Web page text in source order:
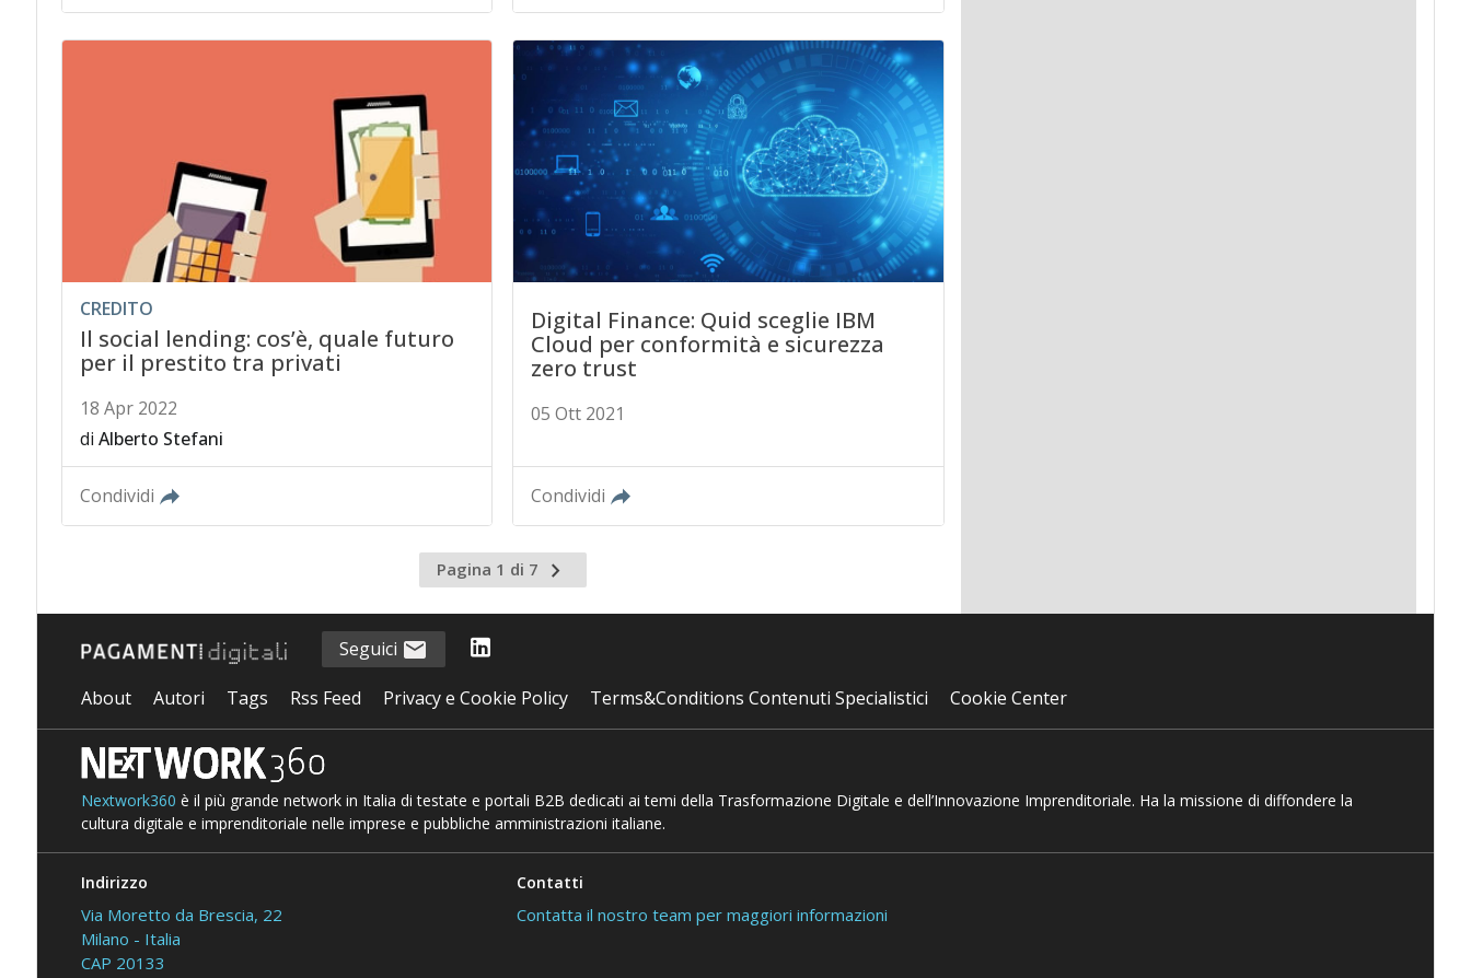
CREDITO
Il social lending: cos’è, quale futuro
per il prestito tra privati
18 Apr 2022
di Alberto Stefani
Condividi
Digital Finance: Quid sceglie IBM
Cloud per conformità e sicurezza
zero trust
05 Ott 2021
Condividi
Pagina 1 di 7
Pagina
successiva
Seguici
About Autori Tags Rss Feed Privacy e Cookie Policy Terms&Conditions Contenuti Specialistici Cookie Center
Nextwork360 è il più grande network in Italia di testate e portali B2B dedicati ai temi della Trasformazione Digitale e dell’Innovazione Imprenditoriale. Ha la missione di diffondere la
cultura digitale e imprenditoriale nelle imprese e pubbliche amministrazioni italiane.
Indirizzo
Via Moretto da Brescia, 22
Milano - Italia
CAP 20133
Contatti
Contatta il nostro team per maggiori informazioni